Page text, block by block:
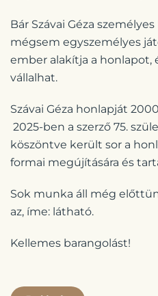
Bár Szávai Géza
mégsem egyszemélyes
ember alakítja a honlapot,
vállalhat.
Szávai Géza honlapját
2025-ben a szerző 75.
köszöntve került sor a
formai megújítására és
Sok munka áll még
az, íme: látható.
Kellemes barangolást!